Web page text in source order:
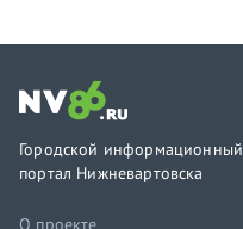
Городской информационный
портал Нижневартовска
О проекте